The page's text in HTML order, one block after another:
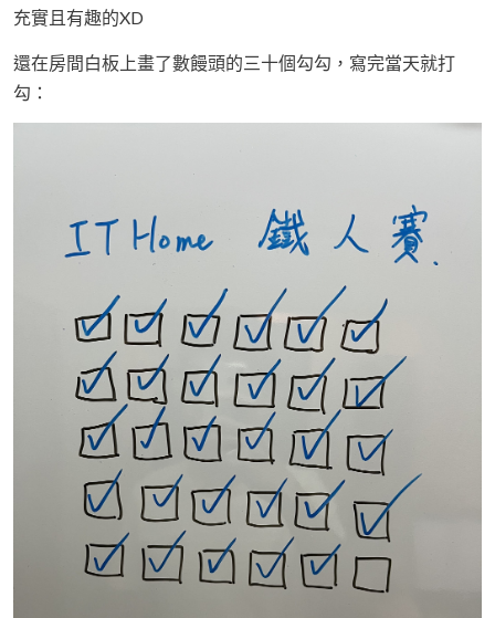
充實且有趣的XD
還在房間白板上畫了數饅頭的三十個勾勾，寫完當天就打
勾：